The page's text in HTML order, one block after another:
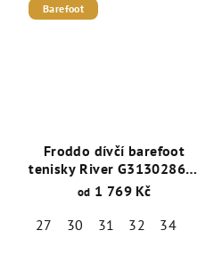
27 30
Barefoot
Froddo dívčí barefoot
tenisky River G3130286-5
Pink Shine
od 1 769 Kč
27
30 31 32 34